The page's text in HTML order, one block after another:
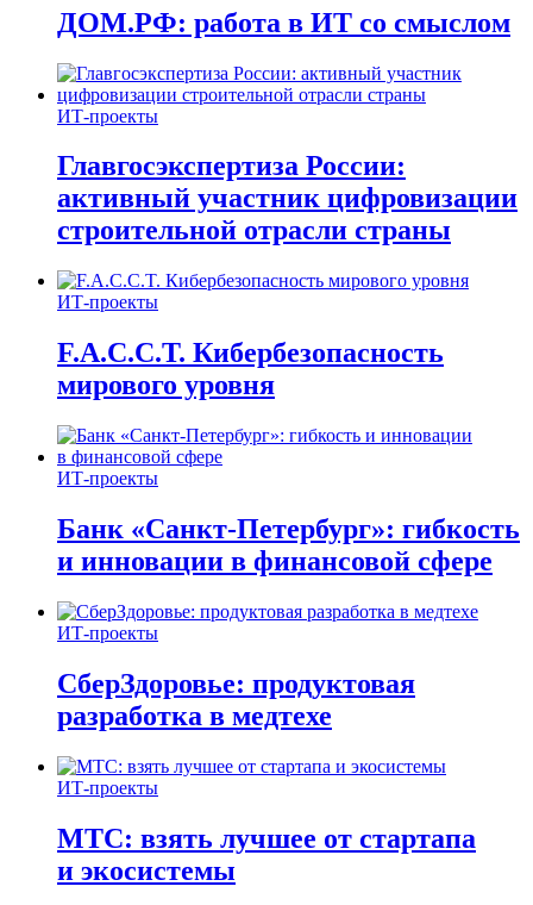
ДОМ.РФ: работа в ИТ со смыслом
ИТ-проекты
Главгосэкспертиза России:
активный участник цифровизации
строительной отрасли страны
ИТ-проекты
F.A.C.C.T. Кибербезопасность
мирового уровня
ИТ-проекты
Банк «Санкт-Петербург»: гибкость
и инновации в финансовой сфере
ИТ-проекты
СберЗдоровье: продуктовая
разработка в медтехе
ИТ-проекты
МТС: взять лучшее от стартапа
и экосистемы